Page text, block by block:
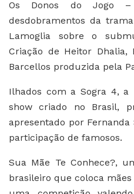
Os Donos do Jogo –
desdobramentos da
Lamoglia sobre o
Criação de Heitor Dhalia,
Barcellos produzida pela
Ilhados com a Sogra 4,
show criado no Brasil,
apresentado por
participação de famosos.
Sua Mãe Te Conhece?,
brasileiro que coloca